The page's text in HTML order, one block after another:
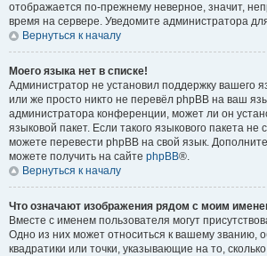
отображается по-прежнему неверное, значит,
время на сервере. Уведомите администратора
Вернуться к началу
Моего языка нет в списке!
Администратор не установил поддержку вашего
или же просто никто не перевёл phpBB на ваш
администратора конференции, может ли он
языковой пакет. Если такого языкового пакета не
можете перевести phpBB на свой язык.
можете получить на сайте phpBB®.
Вернуться к началу
Что означают изображения рядом с моим
Вместе с именем пользователя могут
Одно из них может относиться к вашему званию,
квадратики или точки, указывающие на то,